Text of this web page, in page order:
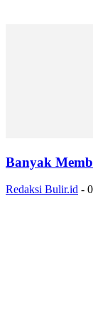
Banyak
Redaksi Bulir.id -